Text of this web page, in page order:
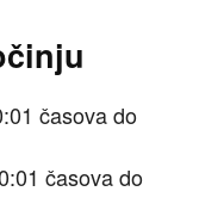
časova do
časova do